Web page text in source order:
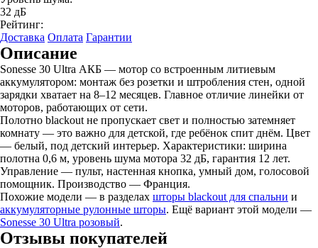
32 дБ
Рейтинг:
Доставка Оплата Гарантии
Описание
Sonesse 30 Ultra АКБ — мотор со встроенным литиевым
аккумулятором: монтаж без розетки и штробления стен, одной
зарядки хватает на 8–12 месяцев. Главное отличие линейки от
моторов, работающих от сети.
Полотно blackout не пропускает свет и полностью затемняет
комнату — это важно для детской, где ребёнок спит днём. Цвет
— белый, под детский интерьер. Характеристики: ширина
полотна 0,6 м, уровень шума мотора 32 дБ, гарантия 12 лет.
Управление — пульт, настенная кнопка, умный дом, голосовой
помощник. Производство — Франция.
Похожие модели — в разделах шторы blackout для спальни и
аккумуляторные рулонные шторы. Ещё вариант этой модели —
Sonesse 30 Ultra розовый.
Отзывы покупателей